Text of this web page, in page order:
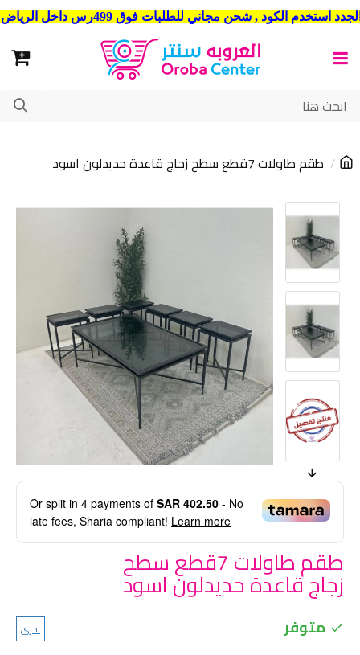
شحن مجاني للطلبات فوق 499رس داخل الرياض . وشحن الي جميع مدن المملكة العربية السعودية
طقم طاولات 7قطع سطح زجاج قاعدة حديدلون اسود
Or split in 4 payments of SAR 402.50 - No
late fees, Sharia compliant! Learn more
طقم طاولات 7قطع سطح
زجاج قاعدة حديدلون اسود
متوفر اخرى